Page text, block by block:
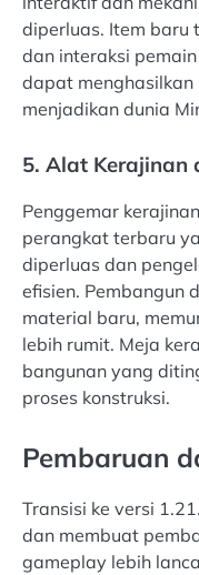
diperluas. Item baru
dan interaksi
dapat menghasilkan
menjadikan dunia
5. Alat Kerajinan
Penggemar
perangkat terbaru
diperluas dan
efisien. Pembangun
material baru,
lebih rumit. Meja
bangunan yang
proses konstruksi.
Pembaruan
Transisi ke versi
dan membuat
gameplay lebih